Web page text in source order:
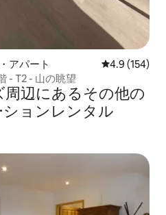
アパート レビュー154
4.9 (154)
- T2 - 山の眺望
辺⁠に⁠あ⁠るそ⁠の⁠他⁠の
ョ⁠ン⁠レ⁠ン⁠タ⁠ル